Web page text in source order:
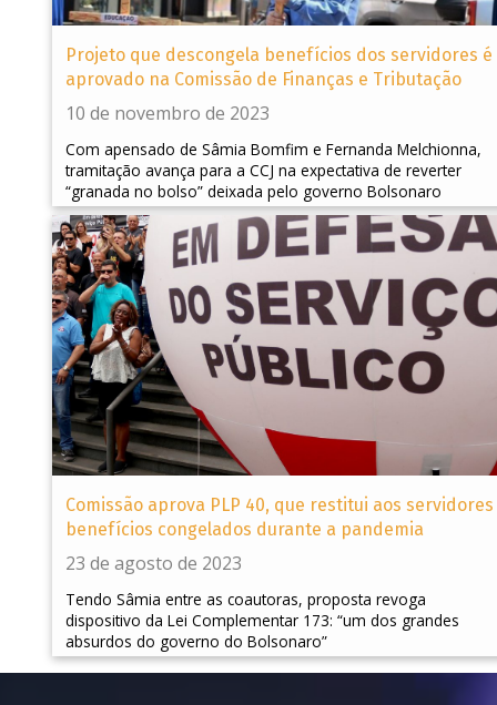
Projeto que descongela benefícios dos servidores é
aprovado na Comissão de Finanças e Tributação
10 de novembro de 2023
Com apensado de Sâmia Bomfim e Fernanda Melchionna,
tramitação avança para a CCJ na expectativa de reverter
“granada no bolso” deixada pelo governo Bolsonaro
Comissão aprova PLP 40, que restitui aos servidores
benefícios congelados durante a pandemia
23 de agosto de 2023
Tendo Sâmia entre as coautoras, proposta revoga
dispositivo da Lei Complementar 173: “um dos grandes
absurdos do governo do Bolsonaro”